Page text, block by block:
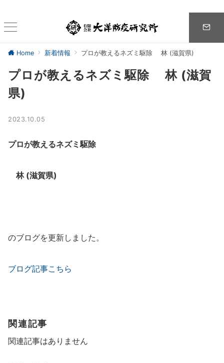
Home 新着情報 プロが教えるネズミ駆除 林 (滋賀県)
プロが教えるネズミ駆除 林 (滋賀
県)
2023.10.05
プロが教えるネズミ駆除
林 (滋賀県)
のブログを更新しました。
ブログ記事こちら
関連記事
関連記事はありません